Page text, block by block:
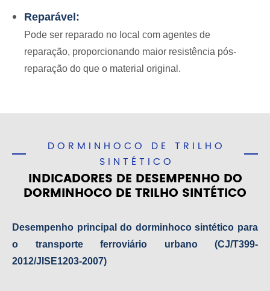
Reparável:
Pode ser reparado no local com agentes de
reparação, proporcionando maior resistência pós-
reparação do que o material original.
DORMINHOCO DE TRILHO
SINTÉTICO
INDICADORES DE DESEMPENHO DO
DORMINHOCO DE TRILHO SINTÉTICO
Desempenho principal do dorminhoco sintético para
o transporte ferroviário urbano (CJ/T399-
2012/JISE1203-2007)